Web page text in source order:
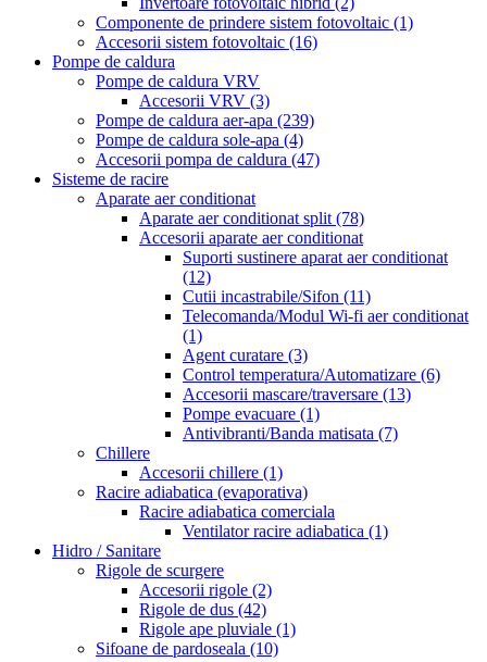
Componente de prindere sistem fotovoltaic (1)
Accesorii sistem fotovoltaic (16)
Pompe de caldura
Pompe de caldura VRV
Accesorii VRV (3)
Pompe de caldura aer-apa (239)
Pompe de caldura sole-apa (4)
Accesorii pompa de caldura (47)
Sisteme de racire
Aparate aer conditionat
Aparate aer conditionat split (78)
Accesorii aparate aer conditionat
Suporti sustinere aparat aer conditionat
(12)
Cutii incastrabile/Sifon (11)
Telecomanda/Modul Wi-fi aer conditionat
(1)
Agent curatare (3)
Control temperatura/Automatizare (6)
Accesorii mascare/traversare (13)
Pompe evacuare (1)
Antivibranti/Banda matisata (7)
Chillere
Accesorii chillere (1)
Racire adiabatica (evaporativa)
Racire adiabatica comerciala
Ventilator racire adiabatica (1)
Hidro / Sanitare
Rigole de scurgere
Accesorii rigole (2)
Rigole de dus (42)
Rigole ape pluviale (1)
Sifoane de pardoseala (10)